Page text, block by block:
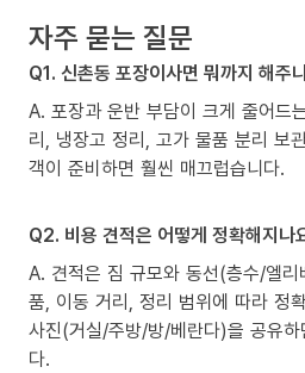
자주 묻는 질문
Q1. 신촌동 포장이사면 뭐까지 해주
A. 포장과 운반 부담이 크게 줄어드
리, 냉장고 정리, 고가 물품 분리 보
객이 준비하면 훨씬 매끄럽습니다.
Q2. 비용 견적은 어떻게 정확해지나
A. 견적은 짐 규모와 동선(층수/엘
품, 이동 거리, 정리 범위에 따라 정
사진(거실/주방/방/베란다)을 공유
다.